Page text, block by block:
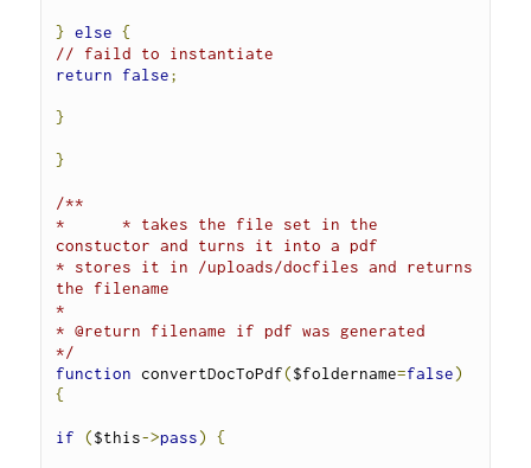
} else {
// faild to instantiate
return
false;
}
}
/**
*      * takes the file set in the
constuctor and turns it into a pdf
* stores it in /uploads/docfiles and returns
the filename
*
* @return filename if pdf was generated
*/
function convertDocToPdf($foldername=false)
{
if ($this->pass) {